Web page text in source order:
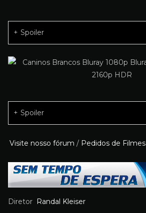
Spoiler
Spoiler
Visite nosso fórum / Pedidos de Filmes
Diretor
Randal Kleiser